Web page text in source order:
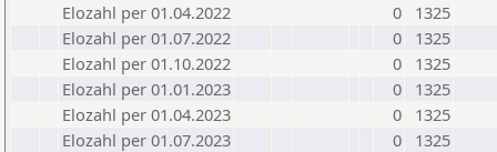
Elozahl per 01.04.2022
0
1325
Elozahl per 01.07.2022
0
1325
Elozahl per 01.10.2022
0
1325
Elozahl per 01.01.2023
0
1325
Elozahl per 01.04.2023
0
1325
Elozahl per 01.07.2023
0
1325